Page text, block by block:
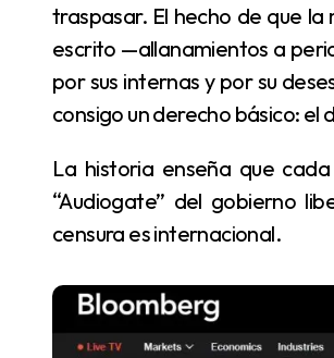
traspasar. El hecho de que
escrito —allanamientos a
por sus internas y por su
consigo un derecho básico:
La historia enseña que cada intento de censura no hace más que amplificar la verdad. Y el
“Audiogate” del gobierno
censura es internacional.